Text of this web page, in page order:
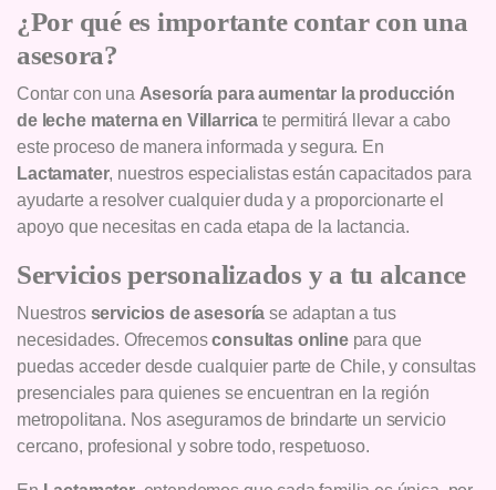
¿Por qué es importante contar con una
asesora?
Contar con una Asesoría para aumentar la producción
de leche materna en Villarrica te permitirá llevar a cabo
este proceso de manera informada y segura. En
Lactamater, nuestros especialistas están capacitados para
ayudarte a resolver cualquier duda y a proporcionarte el
apoyo que necesitas en cada etapa de la lactancia.
Servicios personalizados y a tu alcance
Nuestros servicios de asesoría se adaptan a tus
necesidades. Ofrecemosconsultas onlinepara que
puedas acceder desde cualquier parte de Chile, y consultas
presenciales para quienes se encuentran en la región
metropolitana. Nos aseguramos de brindarte un servicio
cercano, profesional y sobre todo, respetuoso.